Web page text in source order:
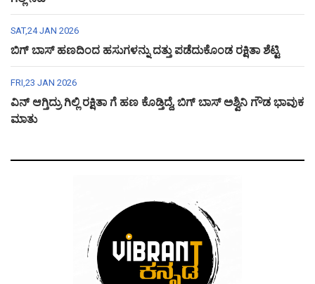
SAT,24 JAN 2026
ಬಿಗ್ ಬಾಸ್ ಹಣದಿಂದ ಹಸುಗಳನ್ನು ದತ್ತು ಪಡೆದುಕೊಂಡ ರಕ್ಷಿತಾ ಶೆಟ್ಟಿ
FRI,23 JAN 2026
ವಿನ್ ಆಗ್ತಿದ್ರು ಗಿಲ್ಲಿ ರಕ್ಷಿತಾ ಗೆ ಹಣ ಕೊಡ್ತಿದ್ದೆ, ಬಿಗ್ ಬಾಸ್ ಅಶ್ವಿನಿ ಗೌಡ ಭಾವುಕ
ಮಾತು